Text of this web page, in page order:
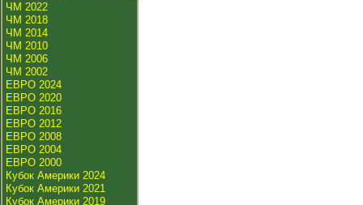
ЧМ 2022
ЧМ 2018
ЧМ 2014
ЧМ 2010
ЧМ 2006
ЧМ 2002
ЕВРО 2024
ЕВРО 2020
ЕВРО 2016
ЕВРО 2012
ЕВРО 2008
ЕВРО 2004
ЕВРО 2000
Кубок Америки 2024
Кубок Америки 2021
Кубок Америки 2019